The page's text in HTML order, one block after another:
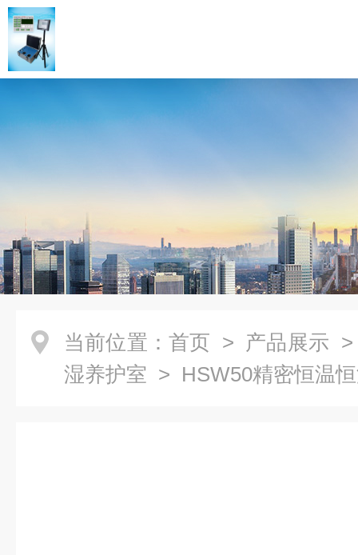
当前位置： 首页 > 产品展示
湿养护室 > HSW50精密恒温